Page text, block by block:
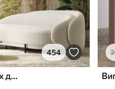
454
Лісова стежка серед величних дерев у стилі акварелі